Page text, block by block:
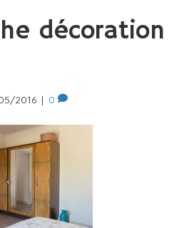
décoration
2016 | 0